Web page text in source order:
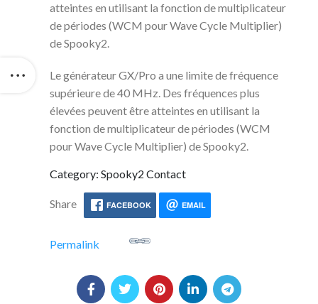
atteintes en utilisant la fonction de multiplicateur
de périodes (WCM pour Wave Cycle Multiplier)
de Spooky2.
Le générateur GX/Pro a une limite de fréquence
supérieure de 40 MHz. Des fréquences plus
élevées peuvent être atteintes en utilisant la
fonction de multiplicateur de périodes (WCM
pour Wave Cycle Multiplier) de Spooky2.
Category: Spooky2 Contact
Share FACEBOOK EMAIL
Permalink